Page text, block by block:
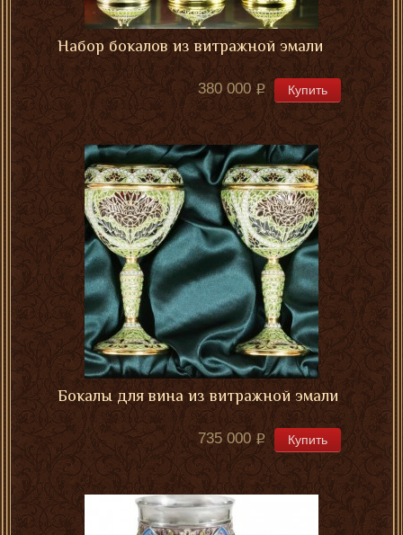
Набор бокалов из витражной эмали
380 000 Купить
Бокалы для вина из витражной эмали
735 000 Купить